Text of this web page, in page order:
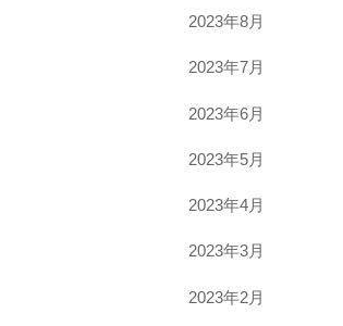
2023年8月
2023年7月
2023年6月
2023年5月
2023年4月
2023年3月
2023年2月